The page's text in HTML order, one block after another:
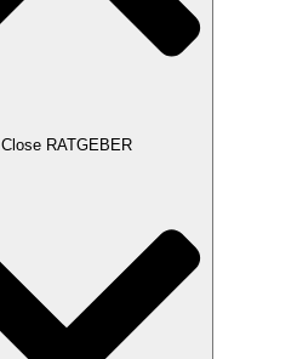
Close RATGEBER